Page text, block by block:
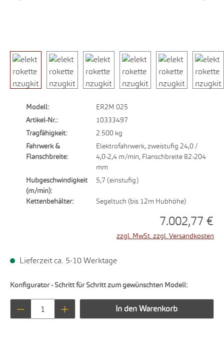
Modell:
ER2M 025
Artikel-Nr.:
10333497
Tragfähigkeit:
2.500 kg
Fahrwerk &
Flanschbreite:
Elektrofahrwerk, zweistufig 24,0 /
4,0-2,4 m/min, Flanschbreite 82-204
mm
Hubgeschwindigkeit
(m/min):
5,7 (einstufig)
Kettenbehälter: Segeltuch (bis 12m Hubhöhe)
7.002,77 €
zzgl. MwSt. zzgl. Versandkosten
Lieferzeit ca. 5-10 Werktage
Konfigurator - Schritt für Schritt zum gewünschten Modell:
Produkt Anzahl: Gib den gewünschten
In den Warenkorb